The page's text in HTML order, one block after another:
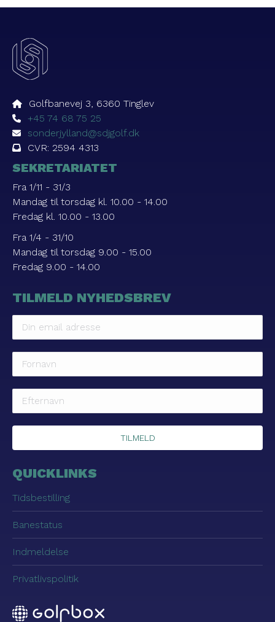
Golfbanevej 3, 6360 Tinglev
+45 74 68 75 25
sonderjylland@sdjgolf.dk
CVR: 2594 4313
SEKRETARIATET
Fra 1/11 - 31/3
Mandag til torsdag kl. 10.00 - 14.00
Fredag kl. 10.00 - 13.00
Fra 1/4 - 31/10
Mandag til torsdag 9.00 - 15.00
Fredag 9.00 - 14.00
TILMELD NYHEDSBREV
QUICKLINKS
Tidsbestilling
Banestatus
Indmeldelse
Privatlivspolitik